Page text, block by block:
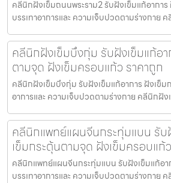
คลีนิกฝังเข็มถนนพระราม2 รับฝังเข็มแก้อากา
บรรเทาอาการและ ความเจ็บปวดตามร่างกาย
คลีนิกฝังเข็มบึงกุ่ม รับฝังเข็มแก้อา
ตามจุด ฝังเข็มครอบแก้ว ราคาถูก
คลีนิกฝังเข็มบึงกุ่ม รับฝังเข็มแก้อาการ ฝังเข็ม
อาการและ ความเจ็บปวดตามร่างกาย คลีนิกฝั
คลีนิกแพทย์แผนจีนกระทุ่มแบน รับ
เข็มกระตุ้นตามจุด ฝังเข็มครอบแก้
คลีนิกแพทย์แผนจีนกระทุ่มแบน รับฝังเข็มแก้อา
บรรเทาอาการและ ความเจ็บปวดตามร่างกาย